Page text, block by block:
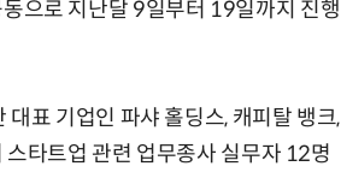
으로 지난달 9일부터 19일까지 진행
표 기업인 파샤 홀딩스, 캐피탈 뱅크,
타트업 관련 업무종사 실무자 12명